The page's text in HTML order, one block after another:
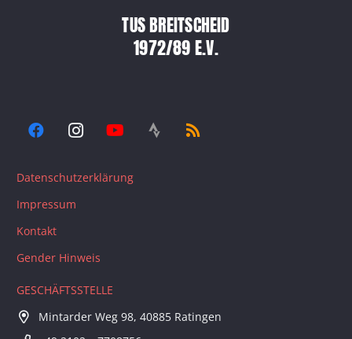
TUS BREITSCHEID
1972/89 E.V.
Datenschutzerklärung
Impressum
Kontakt
Gender Hinweis
GESCHÄFTSSTELLE
Mintarder Weg 98, 40885 Ratingen